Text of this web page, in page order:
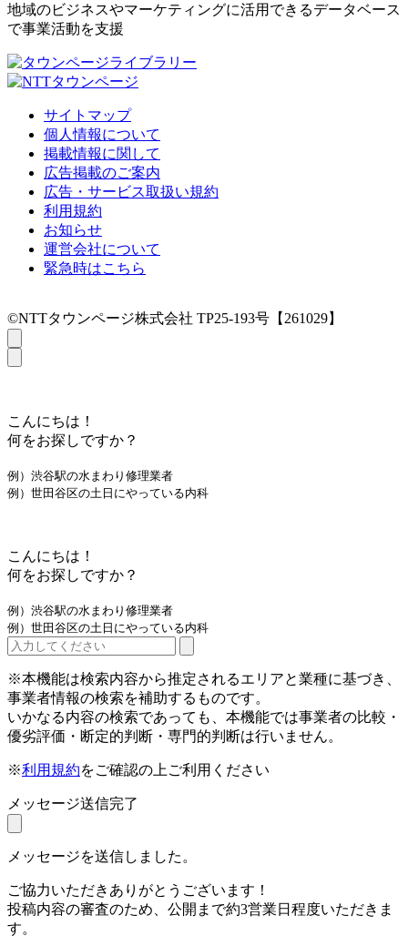
地域のビジネスやマーケティングに活用できるデータベース
で事業活動を支援
サイトマップ
個人情報について
掲載情報に関して
広告掲載のご案内
広告・サービス取扱い規約
利用規約
お知らせ
運営会社について
緊急時はこちら
©NTTタウンページ株式会社 TP25-193号【261029】
こんにちは！
何をお探しですか？
例）渋谷駅の水まわり修理業者
例）世田谷区の土日にやっている内科
こんにちは！
何をお探しですか？
例）渋谷駅の水まわり修理業者
例）世田谷区の土日にやっている内科
※本機能は検索内容から推定されるエリアと業種に基づき、
事業者情報の検索を補助するものです。
いかなる内容の検索であっても、本機能では事業者の比較・
優劣評価・断定的判断・専門的判断は行いません。
※利用規約をご確認の上ご利用ください
メッセージ送信完了
メッセージを送信しました。
ご協力いただきありがとうございます！
投稿内容の審査のため、公開まで約3営業日程度いただきま
す。